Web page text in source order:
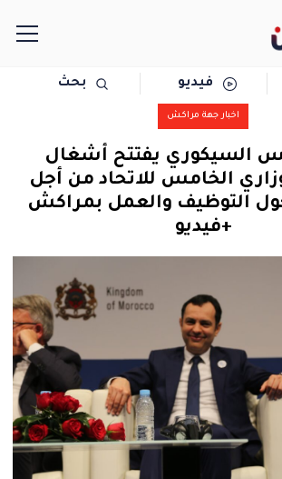
فيديو بحث
اخبار جهة مراكش
السيكوري يفتتح أشغال
الخامس للاتحاد من أجل
التوظيف والعمل بمراكش
+فيديو